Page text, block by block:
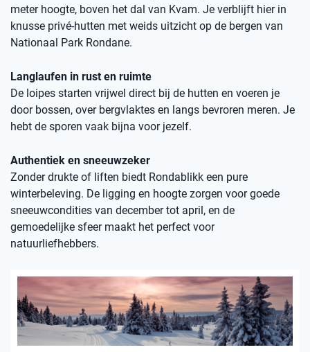
meter hoogte, boven het dal van Kvam. Je verblijft hier in
knusse privé-hutten met weids uitzicht op de bergen van
Nationaal Park Rondane.
Langlaufen in rust en ruimte
De loipes starten vrijwel direct bij de hutten en voeren je
door bossen, over bergvlaktes en langs bevroren meren. Je
hebt de sporen vaak bijna voor jezelf.
Authentiek en sneeuwzeker
Zonder drukte of liften biedt Rondablikk een pure
winterbeleving. De ligging en hoogte zorgen voor goede
sneeuwcondities van december tot april, en de
gemoedelijke sfeer maakt het perfect voor
natuurliefhebbers.